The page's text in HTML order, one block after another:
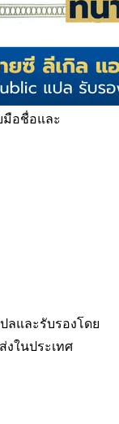
มือชื่อและ
ลและรับรองโดย
งในประเทศ